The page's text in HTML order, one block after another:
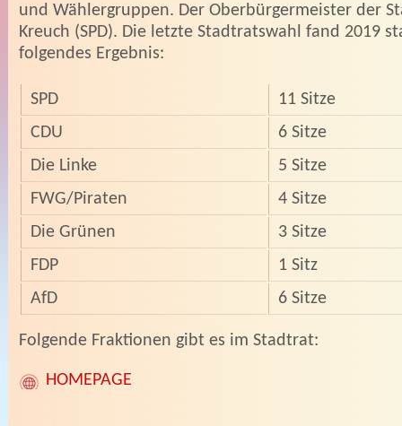
und Wählergruppen. Der Oberbürgermeister der
Kreuch (SPD). Die letzte Stadtratswahl fand 2019
folgendes Ergebnis:
SPD
11 Sitze
CDU
6 Sitze
Die Linke
5 Sitze
FWG/Piraten
4 Sitze
Die Grünen
3 Sitze
FDP
1 Sitz
AfD
6 Sitze
­­Folgende Fraktionen gibt es im Stadtrat:
HOMEPAGE